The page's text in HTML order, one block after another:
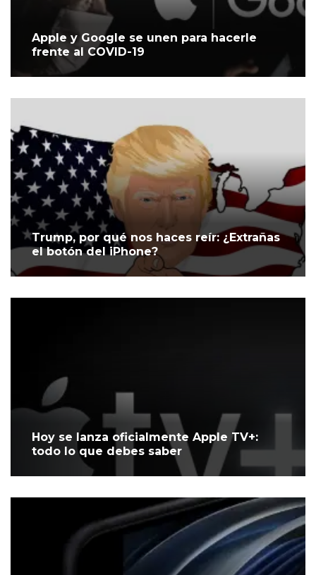
Apple y Google se unen para hacerle
frente al COVID-19
Trump, por qué nos haces reír: ¿Extrañas
el botón del iPhone?
Hoy se lanza oficialmente Apple TV+:
todo lo que debes saber